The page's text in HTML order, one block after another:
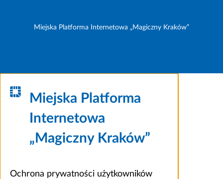
Miejska Platforma Internetowa „Magiczny Kraków”
Miejska Platforma
Internetowa
„Magiczny Kraków”
Ochrona prywatności użytkowników